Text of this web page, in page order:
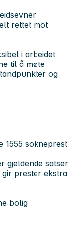
rettet mot
i arbeidet
til å møte
og
1555 sokneprest
gjeldende satser
prester ekstra
bolig